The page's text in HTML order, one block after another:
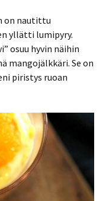
on nautittu
yllätti lumipyry.
osuu hyvin näihin
mangojälkkäri. Se on
piristys ruoan